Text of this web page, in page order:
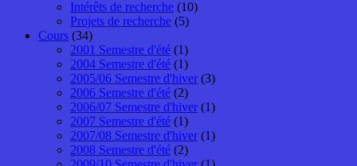
Intérêts de recherche (10)
Projets de recherche (5)
Cours (34)
2001 Semestre d'été (1)
2004 Semestre d'été (1)
2005/06 Semestre d'hiver (3)
2006 Semestre d'été (2)
2006/07 Semestre d'hiver (1)
2007 Semestre d'été (1)
2007/08 Semestre d'hiver (1)
2008 Semestre d'été (2)